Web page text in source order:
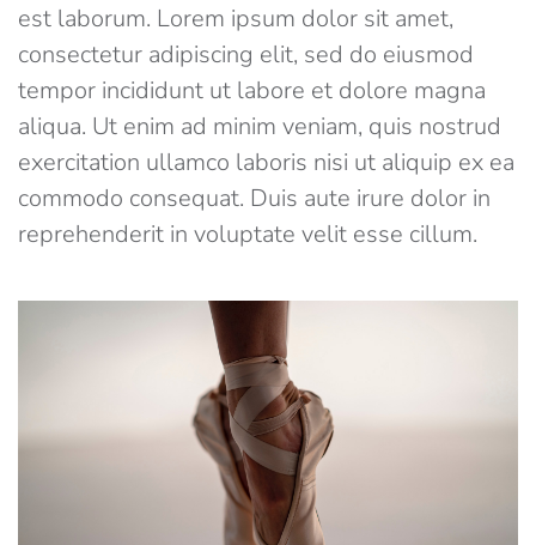
est laborum. Lorem ipsum dolor sit amet,
consectetur adipiscing elit, sed do eiusmod
tempor incididunt ut labore et dolore magna
aliqua. Ut enim ad minim veniam, quis nostrud
exercitation ullamco laboris nisi ut aliquip ex ea
commodo consequat. Duis aute irure dolor in
reprehenderit in voluptate velit esse cillum.